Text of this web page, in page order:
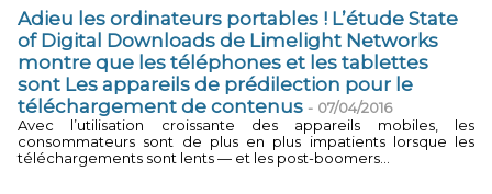
Adieu les ordinateurs portables ! L’étude State
of Digital Downloads de Limelight Networks
montre que les téléphones et les tablettes
sont Les appareils de prédilection pour le
téléchargement de contenus - 07/04/2016
Avec l’utilisation croissante des appareils mobiles, les
consommateurs sont de plus en plus impatients lorsque les
téléchargements sont lents — et les post-boomers...